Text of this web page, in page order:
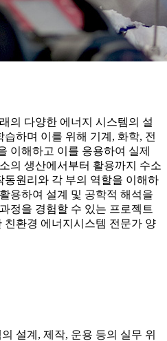
의 다양한 에너지 시스템의 설
하며 이를 위해 기계, 화학, 전
이해하고 이를 응용하여 실제
의 생산에서부터 활용까지 수소
원리와 각 부의 역할을 이해하
용하여 설계 및 공학적 해석을
정을 경험할 수 있는 프로젝트
친환경 에너지시스템 전문가 양
설계, 제작, 운용 등의 실무 위